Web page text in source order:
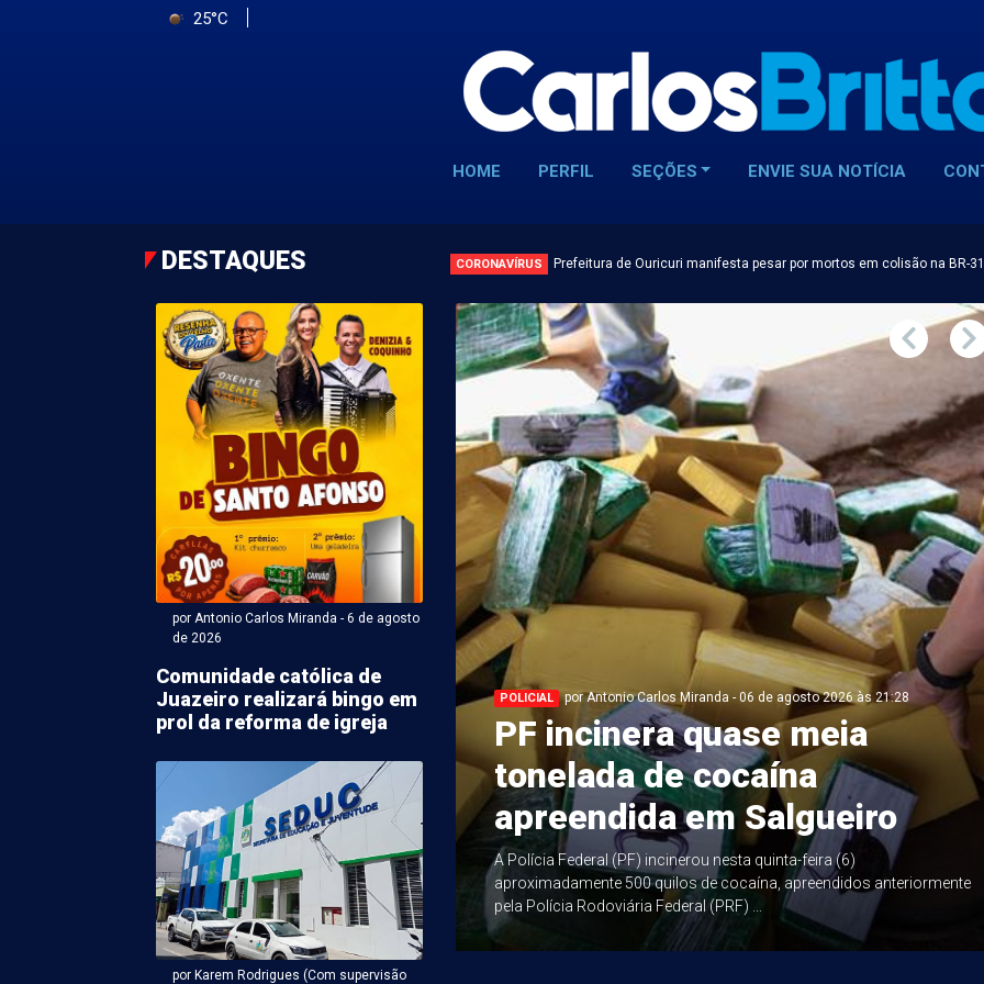
25°C
HOME PERFIL SEÇÕES ENVIE SUA NOTÍCIA
DESTAQUES CORONAVÍRUS Prefeitura de Ouricuri manifesta pesar por mortos em colisão na BR-
por Antonio Carlos Miranda - 6 de agosto
de 2026
Comunidade católica de
Juazeiro realizará bingo em
prol da reforma de igreja
por Karem Rodrigues (Com supervisão
Carlos Miranda - 06 de agosto 2026 às 18:50
a vice de João
tem maior
de bens em PE
governador de Pernambuco pela Frente Popular,
declarou R$ 3,7 milhões em bens à
POLICIAL por Antonio Carlos Miranda - 06 de agosto 2026 às 21:28
PF incinera quase meia
tonelada de cocaína
apreendida em Salgueiro
A Polícia Federal (PF) incinerou nesta quinta-feira (6)
aproximadamente 500 quilos de cocaína, apreendidos anteriormente
pela Polícia Rodoviária Federal (PRF) ...